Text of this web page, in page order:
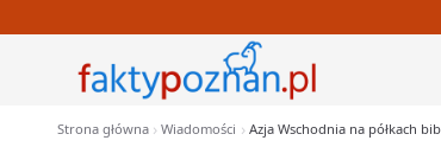
Strona główna Wiadomości Azja Wschodnia na półkach